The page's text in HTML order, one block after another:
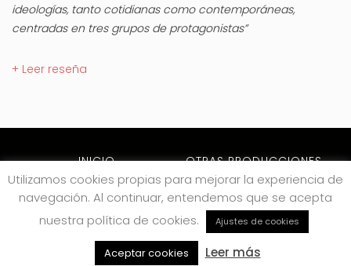
ideologías, tanto cotidianas como contemporáneas,
centradas en tres grupos de protagonistas”
+ Leer reseña
INICIO
OTRAS PRODUCCIONES
ARCHIVO
NOTICIAS
CONTACTO
VOLVER ARRIBA
Utilizamos cookies propias para mejorar la experiencia de
navegación. Al continuar, entendemos que se acepta
nuestra política de cookies.
Ajustes de cookies
Aceptar cookies Leer más